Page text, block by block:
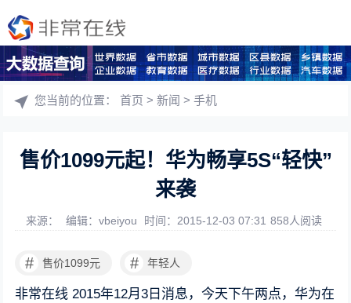
您当前的位置：首页 >新闻 >手机
售价1099元起！华为畅享5S“轻快”
来袭
来源： 编辑：vbeiyou 时间：2015-12-03 07:31 858人阅读
# 售价1099元 # 年轻人
非常在线 2015年12月3日消息，今天下午两点，华为在